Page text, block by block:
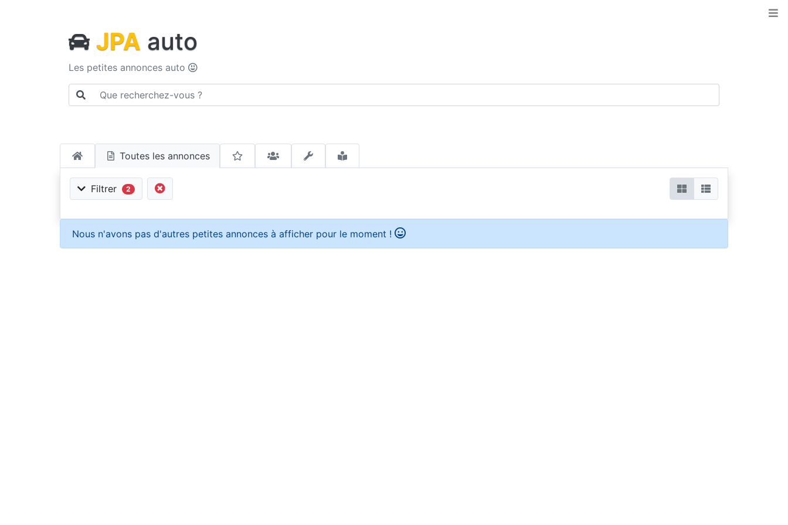
JPA auto
Les petites annonces auto
Toutes les annonces
Filtrer 2
Nous n'avons pas d'autres petites annonces à afficher pour le moment !